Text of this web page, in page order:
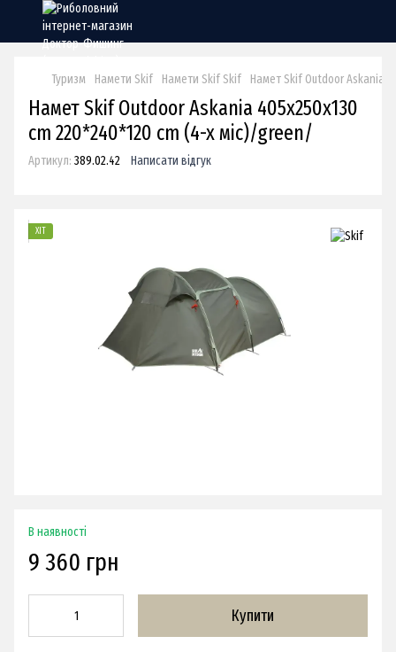
Туризм Намети Skif Намети Skif Skif Намет Skif Outdoor Askania
Намет Skif Outdoor Askania 405x250x130
cm 220*240*120 сm (4-x міс)/green/
Артикул: 389.02.42 Написати відгук
ХІТ
В наявності
9 360 грн
Купити